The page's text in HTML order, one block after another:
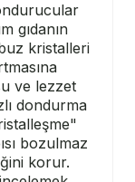
gıdanın
kristalleri
ve lezzet
dondurma
bozulmaz
korur.